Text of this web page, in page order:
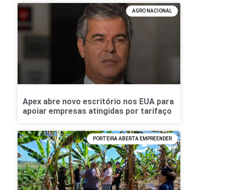
AGRO NACIONAL
Apex abre novo escritório nos EUA para
apoiar empresas atingidas por tarifaço
PORTEIRA ABERTA EMPREENDER